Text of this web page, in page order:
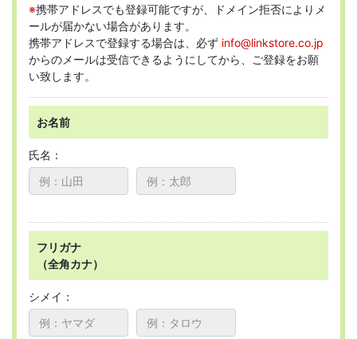
※携帯アドレスでも登録可能ですが、ドメイン拒否によりメ
ールが届かない場合があります。
携帯アドレスで登録する場合は、必ず info@linkstore.co.jp
からのメールは受信できるようにしてから、ご登録をお願
い致します。
お名前
氏名：
フリガナ
（全角カナ）
シメイ：